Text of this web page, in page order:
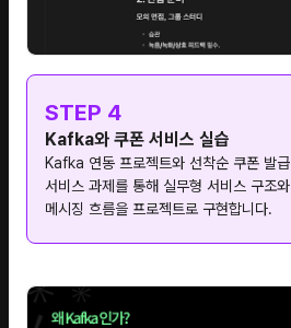
STEP 4
Kafka와 쿠폰 서비스 실습
Kafka 연동 프로젝트와 선착순 쿠폰 발급
서비스 과제를 통해 실무형 서비스 구조와
메시징 흐름을 프로젝트로 구현합니다.